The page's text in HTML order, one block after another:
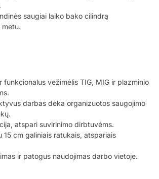
saugiai laiko bako cilindrą
funkcionalus vežimėlis TIG, MIG ir plazminio
darbas dėka organizuotos saugojimo
atspari suvirinimo dirbtuvėms.
15 cm galiniais ratukais, atspariais
ir patogus naudojimas darbo vietoje.